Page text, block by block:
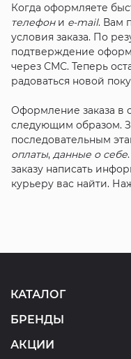
Когда оформляете
телефони e-mail. Вам
условия заказа. По
подтверждение
через СМС. Теперь
радоваться новой
Оформление заказа в
следующим образом.
последовательным
оплаты, данные о себе
заказу написать
курьеру вас найти.
КАТАЛОГ
БРЕНДЫ
АКЦИИ